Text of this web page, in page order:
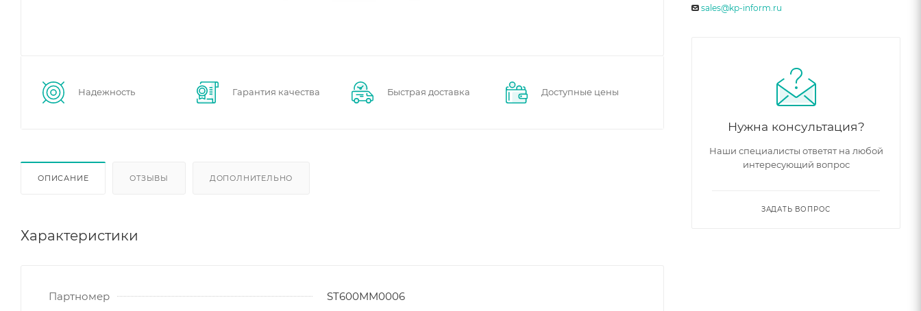
Надежность Гарантия качества Быстрая доставка Доступные цены
ОПИСАНИЕ ОТЗЫВЫ ДОПОЛНИТЕЛЬНО
Характеристики
Партномер
ST600MM0006
sales@kp-inform.ru
Нужна консультация?
Наши специалисты ответят на любой
интересующий вопрос
ЗАДАТЬ ВОПРОС